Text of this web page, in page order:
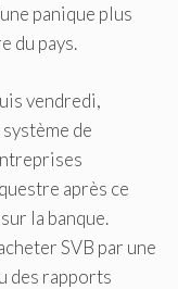
panique plus
du pays.
vendredi,
de
après ce
la banque.
SVB par une
des rapports